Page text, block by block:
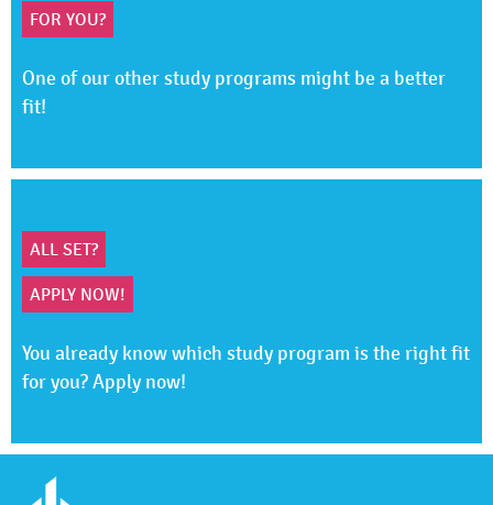
FOR YOU?
One of our other study programs might be a better
fit!
ALL SET?
APPLY NOW!
You already know which study program is the right fit
for you? Apply now!